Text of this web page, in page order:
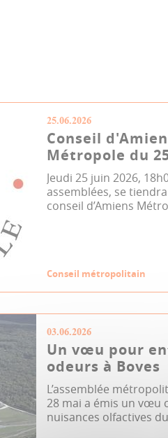
25.06.2026
Conseil
Métropole du
Jeudi 25 juin 2026,
assemblées, se
conseil d’Amiens
Conseil métropolitain
03.06.2026
Un vœu pour
odeurs à Boves
L’assemblée
28 mai a émis un vœu
nuisances olfactives